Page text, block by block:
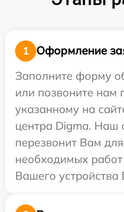
1
Оформление
Заполните форму
или позвоните нам
указанному на
центра Digma. Наш
перезвонит Вам
необходимых
Вашего устройства